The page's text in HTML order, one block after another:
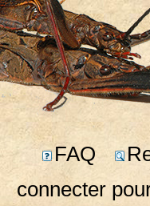
FAQ
connecter